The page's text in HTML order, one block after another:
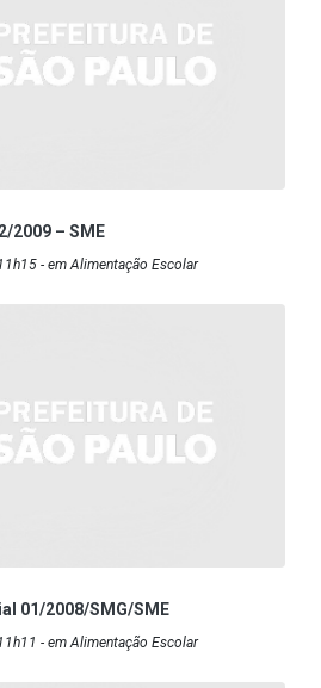
2009 – SME
- em Alimentação Escolar
01/2008/SMG/SME
- em Alimentação Escolar